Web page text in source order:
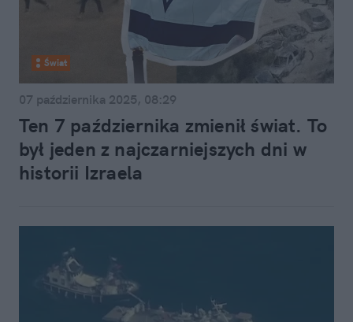
Świat
07 października 2025, 08:29
Ten 7 października zmienił świat. To
był jeden z najczarniejszych dni w
historii Izraela